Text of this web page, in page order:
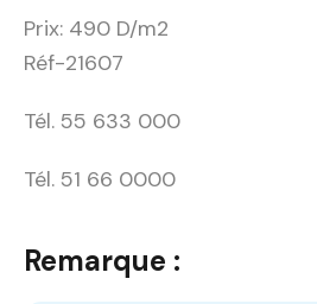
Prix: 490 D/m2
Réf-21607
Tél. 55 633 000
Tél. 51 66 0000
Remarque :